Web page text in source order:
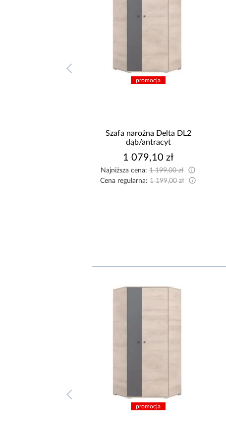
promocja
Szafa narożna Delta DL2
dąb/antracyt
1 079,10 zł
Najniższa cena:1 199,00 zł
Cena regularna:1 199,00 zł
promocja